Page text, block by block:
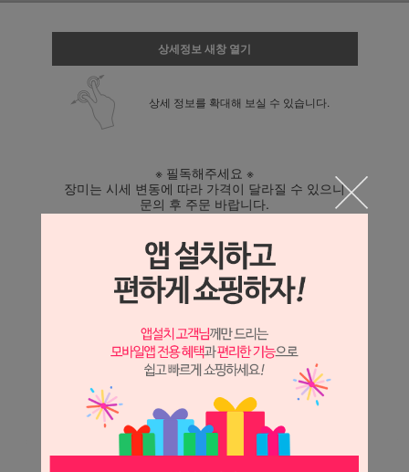
상세정보 새창 열기
상세 정보를 확대해 보실 수 있습니다.
※ 필독해주세요 ※
장미는 시세 변동에 따라 가격이 달라질 수 있으니
문의 후 주문 바랍니다.